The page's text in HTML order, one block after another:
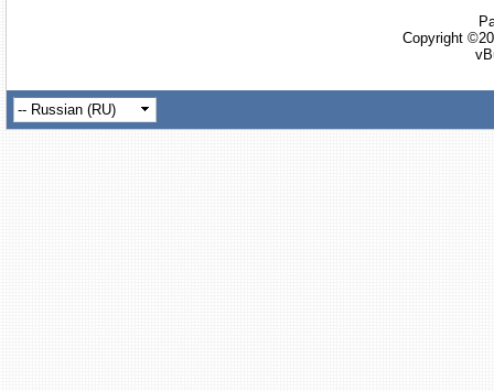
Copyright